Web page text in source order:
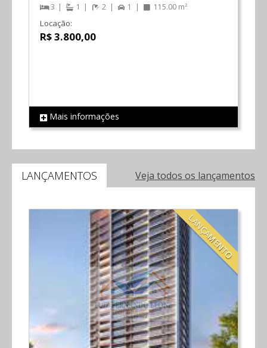
REF 612
3 1 2 1 115.00 m²
Locação:
R$ 3.800,00
Mais informações
LANÇAMENTOS Veja todos os lançamentos
LANÇAMENTO